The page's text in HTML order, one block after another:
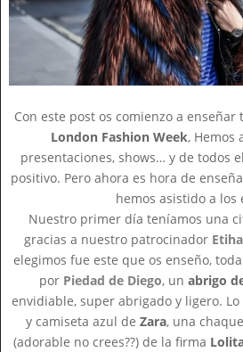
Con este post os comienzo a
London Fashion Week, Hemos
presentaciones, shows… y de todos
positivo. Pero ahora es hora de
hemos asistido a los
Nuestro primer día teníamos una
gracias a nuestro patrocinador
elegimos fue este que os enseño,
por Piedad de Diego, un abrigo
envidiable, super abrigado y ligero.
y camiseta azul de Zara, una
(adorable no crees??) de la firma